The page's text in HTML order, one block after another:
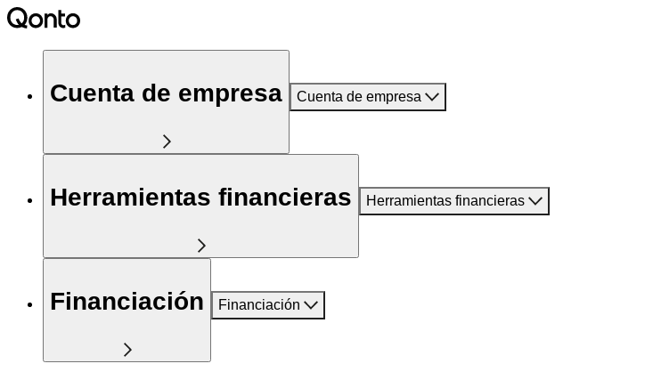
Cuenta de empresa Cuenta de empresa
Herramientas financieras Herramientas financieras
Financiación Financiación